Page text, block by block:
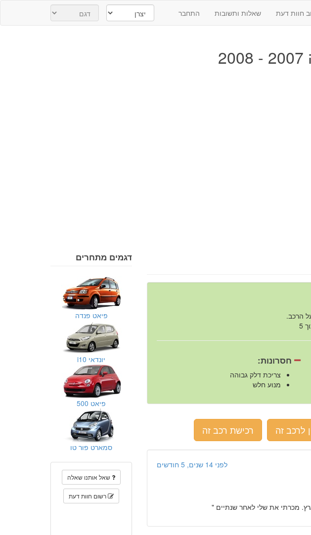
חוות דעת שאלות ותשובות התחבר
הרכב.
חסרונות:
צריכת דלק גבוהה
מנוע חלש
לרכב זה רכישת רכב זה
לפני 14 שנים, 5 חודשים
מכרתי את שלי לאחר שנתיים "
דגמים מתחרים
פיאט פנדה
יונדאי i10
פיאט 500
סמארט פור טו
שאל אותנו שאלה
רשום חוות דעת